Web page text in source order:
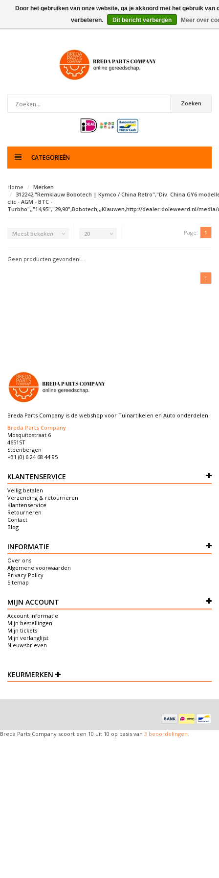
Zoeken
CATEGORIEËN
Home
Merken
312242,"Remklauw Bobotech | Kymco / China Retro","Div. China GY6
clic - AGM - BTC -
Turbho",,"14,95","29,90",Bobotech,,,Klauwen,http://dealer.doleweerd.nl/
Meest bekeken 20 Page: 1
Geen producten gevonden!...
1
Breda Parts Company is de webshop voor Tuinartikelen en Auto onderdelen.
Breda Parts Company
Mosquitostraat 6
4651ST
Steenbergen
+31 (0) 6 24 68 44 95
KLANTENSERVICE
Veilig betalen
Verzending & retourneren
Klantenservice
Retourneren
Contact
Blog
INFORMATIE
Over ons
Algemene voorwaarden
Privacy Policy
Sitemap
MIJN ACCOUNT
Account informatie
Mijn bestellingen
Mijn tickets
Mijn verlanglijst
Nieuwsbrieven
KEURMERKEN
Door het gebruiken van onze website, ga je akkoord met het gebruik van
verbeteren.
Dit bericht verbergen Meer over
Breda Parts Company scoort een 10 uit 10 op basis van 3 beoordelingen.